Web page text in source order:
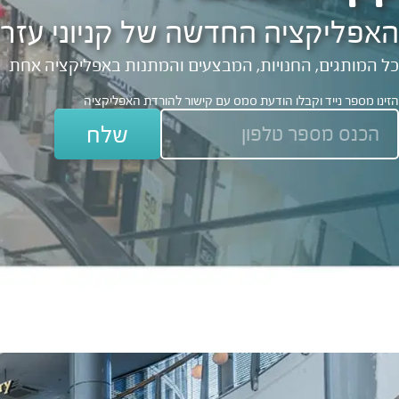
האפליקציה החדשה של קניוני
כל המותגים, החנויות, המבצעים והמתנות באפליקציה אחת
הזינו מספר נייד וקבלו הודעת סמס עם קישור להורדת האפליקציה
שלח